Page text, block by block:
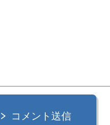
コメント送信